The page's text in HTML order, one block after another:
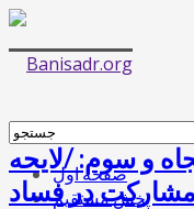
صفحه اول
پخش مستقیم
و سوم: /لایحه